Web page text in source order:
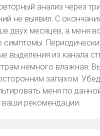
анализ через
не выявил. С
двух месяцев, а меня
симптомы.
выделения из канала
немного влажная.
запахом.
меня по
рекомендации.